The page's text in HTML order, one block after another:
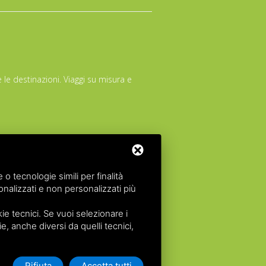
destinazioni. Viaggi su misura e
11/2026
03/03/27
srl
Provincia di Ferrara n. 102131 del 02
tecnologie simili per finalità
e non personalizzati più
tecnici. Se vuoi selezionare i
anche diversi da quelli tecnici,